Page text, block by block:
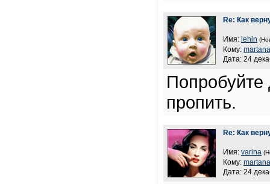
Re: Как
Имя: lehin
Кому: martana
Дата: 24
Попробуйте
пропить.
Re: Как
Имя: varina
Кому: martana
Дата: 24